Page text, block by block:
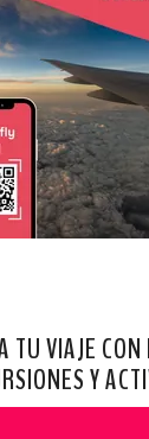
TU VIAJE CON
Y